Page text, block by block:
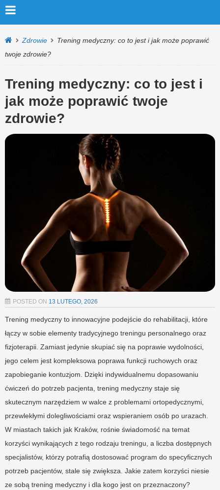
Zdrowie
Trening medyczny: co to jest i jak może poprawić
twoje zdrowie?
Trening medyczny: co to jest i
jak może poprawić twoje
zdrowie?
POSTED ON 13 LUTEGO, 2026
Trening medyczny to innowacyjne podejście do rehabilitacji, które
łączy w sobie elementy tradycyjnego treningu personalnego oraz
fizjoterapii. Zamiast jedynie skupiać się na poprawie wydolności,
jego celem jest kompleksowa poprawa funkcji ruchowych oraz
zapobieganie kontuzjom. Dzięki indywidualnemu dopasowaniu
ćwiczeń do potrzeb pacjenta, trening medyczny staje się
skutecznym narzędziem w walce z problemami ortopedycznymi,
przewlekłymi dolegliwościami oraz wspieraniem osób po urazach.
W miastach takich jak Kraków, rośnie świadomość na temat
korzyści wynikających z tego rodzaju treningu, a liczba dostępnych
specjalistów, którzy potrafią dostosować program do specyficznych
potrzeb pacjentów, stale się zwiększa. Jakie zatem korzyści niesie
ze sobą trening medyczny i dla kogo jest on przeznaczony?